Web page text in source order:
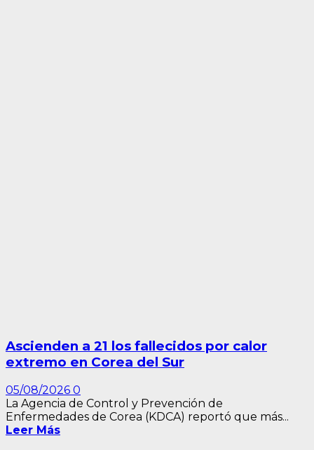
Ascienden a 21 los fallecidos por calor
extremo en Corea del Sur
05/08/2026 0
La Agencia de Control y Prevención de
Enfermedades de Corea (KDCA) reportó que más...
Leer Más